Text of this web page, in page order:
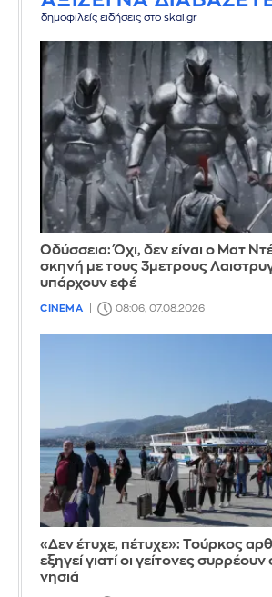
δημοφιλείς ειδήσεις στο skai.gr
Οδύσσεια: Όχι, δεν είναι ο Ματ
σκηνή με τους 3μετρους
υπάρχουν εφέ
CINEMA 08:06, 07.08.2026
«Δεν έτυχε, πέτυχε»: Τούρκος
εξηγεί γιατί οι γείτονες
νησιά